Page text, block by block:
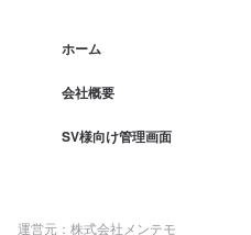
ホーム
会社概要
SV様向け管理画面
運営元：株式会社メンテモ